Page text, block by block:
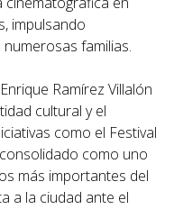
impulsando
familias.
Ramírez Villalón
cultural y el
como el Festival
como uno
más importantes del
a la ciudad ante el